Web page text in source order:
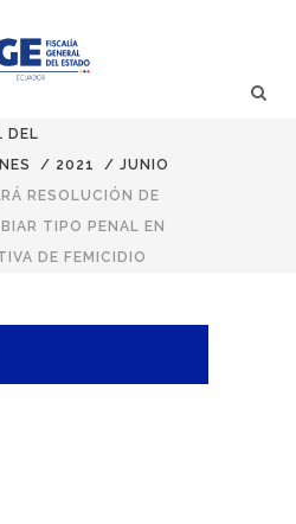
DEL
/ 2021 / JUNIO
RESOLUCIÓN DE
TIPO PENAL EN
DE FEMICIDIO